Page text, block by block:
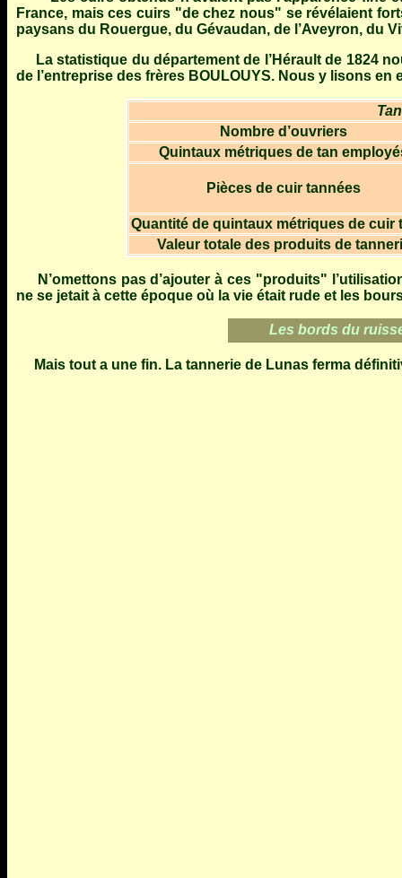
France, mais ces cuirs "de chez nous" se révélaient
paysans du Rouergue, du Gévaudan, de l’Aveyron, du
La statistique du département de l’Hérault de 1824
de l’entreprise des frères BOULOUYS. Nous y lisons en
Nombre d’ouvriers
Quintaux métriques de tan
Pièces de cuir tannées
Quantité de quintaux métriques de cuir
Valeur totale des produits de
N’omettons pas d’ajouter à ces "produits"
ne se jetait à cette époque où la vie était rude et les
Les bords du
Mais tout a une fin. La tannerie de Lunas ferma